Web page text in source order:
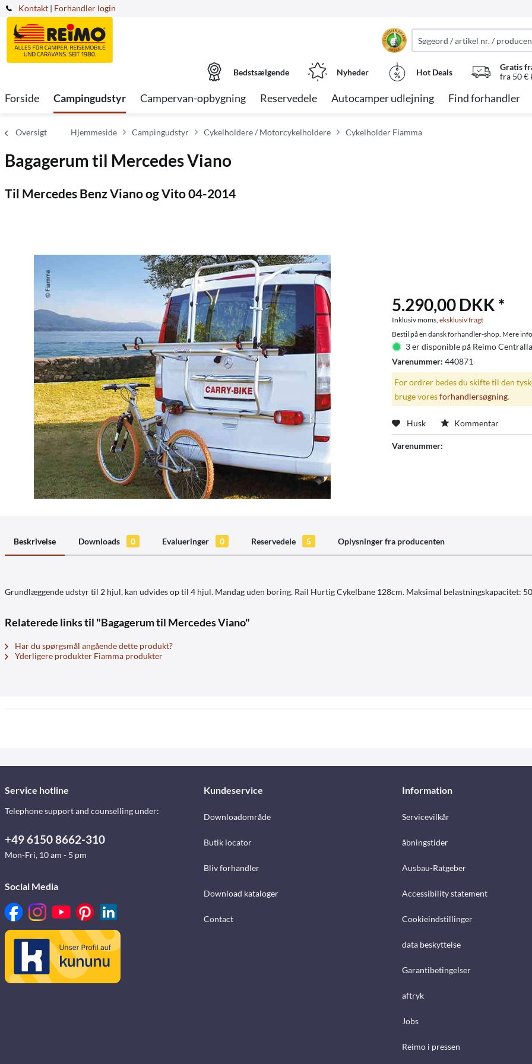
Kontakt | Forhandler login
Bedstsælgende Nyheder Hot Deals
Gratis
fra 50 €
Forside Campingudstyr Campervan-opbygning Reservedele Autocamper udlejning Find forhandler
Oversigt Hjemmeside Campingudstyr Cykelholdere / Motorcykelholdere Cykelholder Fiamma
Bagagerum til Mercedes Viano
Til Mercedes Benz Viano og Vito 04-2014
5.290,00 DKK *
Inklusiv moms, eksklusiv fragt
Bestil på en dansk forhandler-shop. Mere
3 er disponible på Reimo
Varenummer: 440871
For ordrer bedes du skifte til den
bruge voresforhandlersøgning.
Husk Kommentar
Varenummer:
Beskrivelse Downloads 0 Evalueringer 0 Reservedele 5 Oplysninger fra producenten
Grundlæggende udstyr til 2 hjul, kan udvides op til 4 hjul. Mandag uden boring. Rail Hurtig Cykelbane 128cm. Maksimal belastningskapacitet:
Relaterede links til "Bagagerum til Mercedes Viano"
Har du spørgsmål angående dette produkt?
Yderligere produkter Fiamma produkter
Service hotline
Telephone support and counselling under:
+49 6150 8662-310
Mon-Fri, 10 am - 5 pm
Social Media
Kundeservice
Downloadområde
Butik locator
Bliv forhandler
Download kataloger
Contact
Information
Servicevilkår
åbningstider
Ausbau-Ratgeber
Accessibility statement
Cookieindstillinger
data beskyttelse
Garantibetingelser
aftryk
Jobs
Reimo i pressen